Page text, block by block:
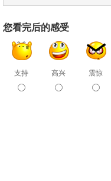
您看完后的感受
支持 高兴 震惊